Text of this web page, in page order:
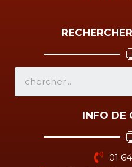
INFO DE
01